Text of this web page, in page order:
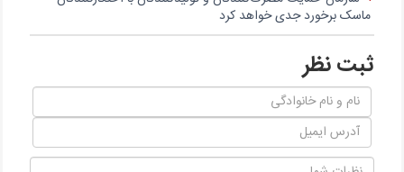
ماسک‌ برخورد جدی خواهد کرد
ثبت نظر